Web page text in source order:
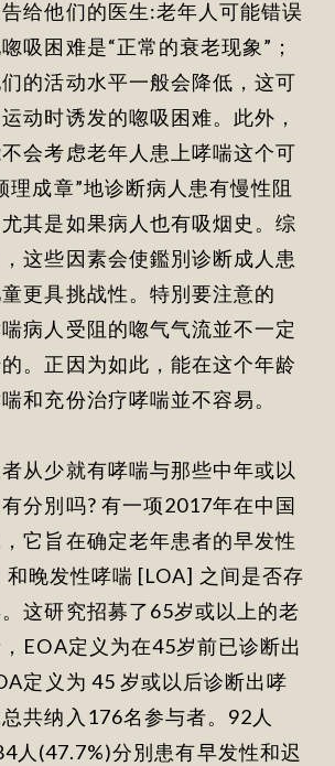
给他们的医生:老年人可能错误
吸困难是“正常的衰老现象”；
的活动水平一般会降低，这可
动时诱发的唿吸困难。此外，
会考虑老年人患上哮喘这个可
理成章”地诊断病人患有慢性阻
其是如果病人也有吸烟史。综
这些因素会使鑑別诊断成人患
童更具挑战性。特別要注意的
病人受阻的唿气气流並不一定
。正因为如此，能在这个年龄
和充份治疗哮喘並不容易。
从少就有哮喘与那些中年或以
分別吗? 有一项2017年在中国
它旨在确定老年患者的早发性
和晚发性哮喘 [LOA] 之间是否存
这研究招募了65岁或以上的老
EOA定义为在45岁前已诊断出
定义为 45 岁或以后诊断出哮
共纳入176名参与者。92人
人(47.7%)分別患有早发性和迟